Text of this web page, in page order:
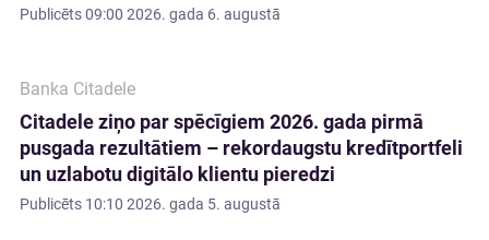
Publicēts09:00 2026. gada 6. augustā
Banka Citadele
Citadele ziņo par spēcīgiem 2026. gada pirmā
pusgada rezultātiem – rekordaugstu kredītportfeli
un uzlabotu digitālo klientu pieredzi
Publicēts 10:10 2026. gada 5. augustā